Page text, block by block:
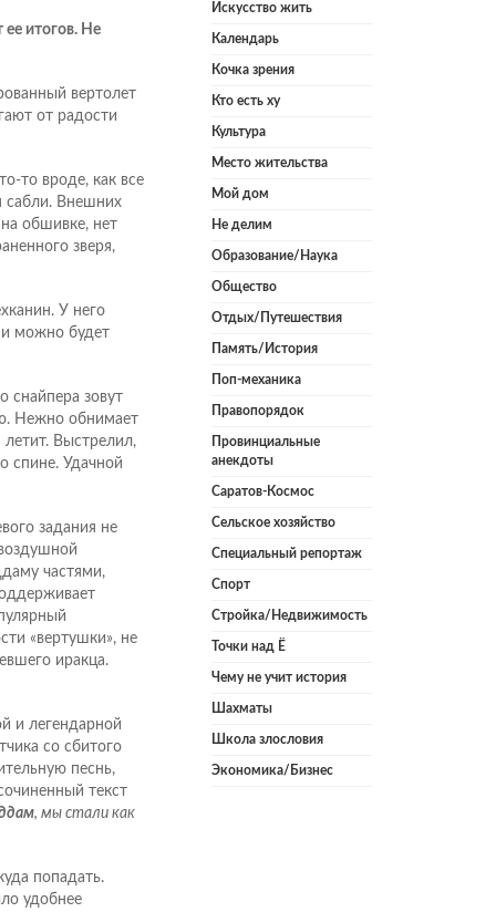
ее итогов. Не
вертолет
от радости
то вроде, как все
сабли. Внешних
обшивке, нет
зверя,
У него
можно будет
снайпера зовут
Нежно обнимает
Выстрелил,
спине. Удачной
задания не
частями,
«вертушки», не
иракца.
и легендарной
со сбитого
песнь,
текст
, мы стали как
попадать.
удобнее
Искусство жить
Календарь
Кочка зрения
Кто есть ху
Культура
Место жительства
Мой дом
Не делим
Образование/Наука
Общество
Отдых/Путешествия
Память/История
Поп-механика
Правопорядок
Провинциальные
анекдоты
Саратов-Космос
Сельское хозяйство
Специальный репортаж
Спорт
Стройка/Недвижимость
Точки над Ё
Чему не учит история
Шахматы
Школа злословия
Экономика/Бизнес